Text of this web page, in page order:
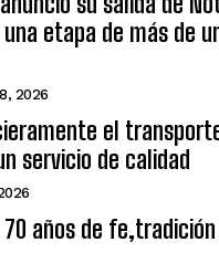
etapa de más de
2026
el
servicio de calidad
70 años de